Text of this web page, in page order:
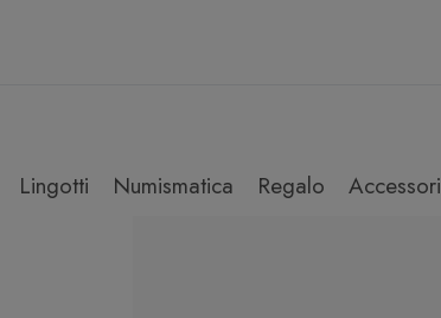
Lingotti Numismatica Regalo Accessori